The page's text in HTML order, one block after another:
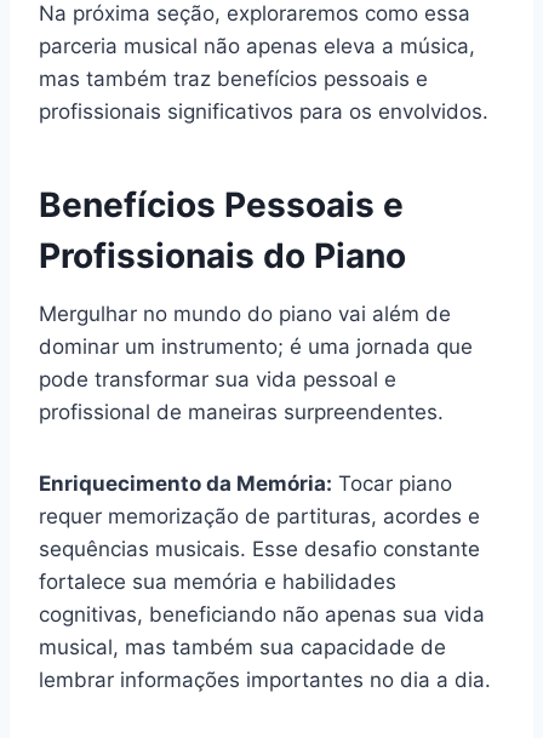
Na próxima seção, exploraremos como essa
parceria musical não apenas eleva a música,
mas também traz benefícios pessoais e
profissionais significativos para os envolvidos.
Benefícios Pessoais e
Profissionais do Piano
Mergulhar no mundo do piano vai além de
dominar um instrumento; é uma jornada que
pode transformar sua vida pessoal e
profissional de maneiras surpreendentes.
Enriquecimento da Memória: Tocar piano
requer memorização de partituras, acordes e
sequências musicais. Esse desafio constante
fortalece sua memória e habilidades
cognitivas, beneficiando não apenas sua vida
musical, mas também sua capacidade de
lembrar informações importantes no dia a dia.